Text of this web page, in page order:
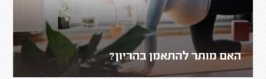
האם מותר להתאמן בהריון?